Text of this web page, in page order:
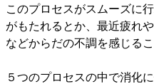
このプロセスがスムーズに
がもたれるとか、最近疲れ
などからだの不調を感じるこ
５つのプロセスの中で消化